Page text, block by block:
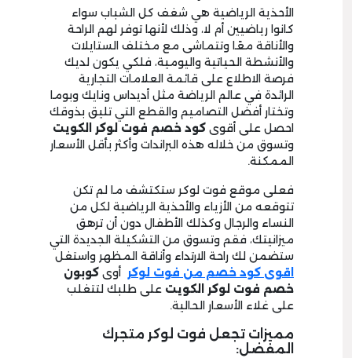
الأحذية الرياضية هي شغف كل الشباب سواء
كانوا رياضيين أم لا، وذلك لأنها توفر لهم الراحة
والأناقة معًا وتتماشى مع مختلف الستايلات
والأنشطة الحياتية واليومية، فلكي يكون لديك
فرصة الاطلاع على قائمة العلامات التجارية
الرائدة في عالم الرياضة مثل أديداس ونايك وبوما
وتختار أفضل التصاميم والقطع التي تليق بذوقك
احصل على أقوى كود خصم فوت لوكر
الكويت
وتسوق من خلاله هذه البراندات وأكثر بأقل الأسعار
الممكنة.
فعلى موقع فوت لوكر ستكتشف ما لم تكن
تتوقعه من الأزياء والأحذية الرياضية لكل من
النساء والرجال وكذلك الأطفال دون أن ترهق
ميزانيتك، فقم وتسوق من التشكيلة الجديدة التي
ستضمن لك راحة الارتداء وأناقة المظهر واستغل
اقوى كود خصم من فوت لوكر أوى كوبون
خصم فوت لوكر الكويت على طلبك لتتغلب
على غلاء الأسعار الحالية.
مميزات تجعل فوت لوكر متجرك
المفضل: